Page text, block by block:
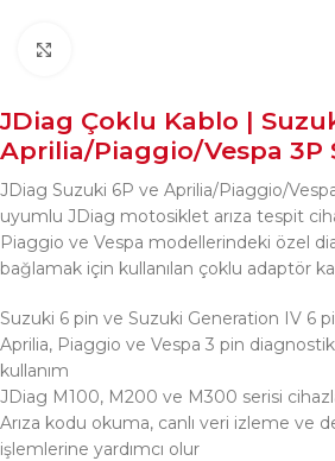
JDiag Çoklu Kablo |
Aprilia/Piaggio/Vespa 3P
JDiag Suzuki 6P ve Aprilia/Piaggio/
uyumlu JDiag motosiklet arıza tespit
Piaggio ve Vespa modellerindeki özel
bağlamak için kullanılan çoklu adaptör
Suzuki 6 pin ve Suzuki Generation IV 6
Aprilia, Piaggio ve Vespa 3 pin
kullanım
JDiag M100, M200 ve M300 serisi
Arıza kodu okuma, canlı veri izleme ve
işlemlerine yardımcı olur